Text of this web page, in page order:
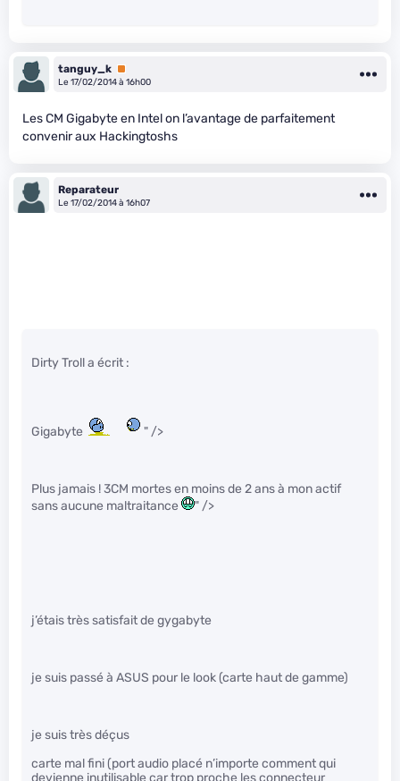
tanguy_k Premium
Le 17/02/2014 à 16h00
Les CM Gigabyte en Intel on l’avantage de parfaitement
convenir aux Hackingtoshs
Reparateur
Le 17/02/2014 à 16h07
Dirty Troll a écrit :
Gigabyte " />
Plus jamais ! 3CM mortes en moins de 2 ans à mon actif
sans aucune maltraitance
" />
j’étais très satisfait de gygabyte
je suis passé à ASUS pour le look (carte haut de gamme)
je suis très déçus
carte mal fini (port audio placé n’importe comment qui